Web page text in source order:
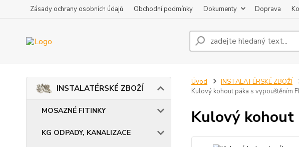
Zásady ochrany osobních údajů Obchodní podmínky Dokumenty Doprava
INSTALATÉRSKÉ ZBOŽÍ
MOSAZNÉ FITINKY
KG ODPADY, KANALIZACE
Úvod INSTALATÉRSKÉ ZBOŽÍ
Kulový kohout páka s vypouštěním
Kulový kohout